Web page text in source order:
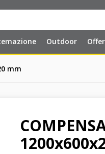
Outdoor
mm